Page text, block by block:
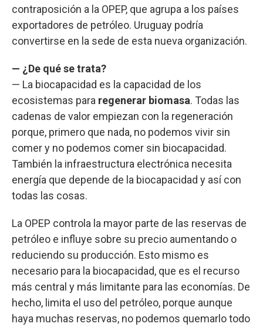
contraposición a la OPEP, que agrupa a los países
exportadores de petróleo. Uruguay podría
convertirse en la sede de esta nueva organización.
— ¿De qué se trata?
— La biocapacidad es la capacidad de los
ecosistemas para regenerar biomasa. Todas las
cadenas de valor empiezan con la regeneración
porque, primero que nada, no podemos vivir sin
comer y no podemos comer sin biocapacidad.
También la infraestructura electrónica necesita
energía que depende de la biocapacidad y así con
todas las cosas.
La OPEP controla la mayor parte de las reservas de
petróleo e influye sobre su precio aumentando o
reduciendo su producción. Esto mismo es
necesario para la biocapacidad, que es el recurso
más central y más limitante para las economías. De
hecho, limita el uso del petróleo, porque aunque
haya muchas reservas, no podemos quemarlo todo